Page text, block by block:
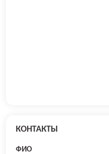
КОНТАКТЫ
ФИО